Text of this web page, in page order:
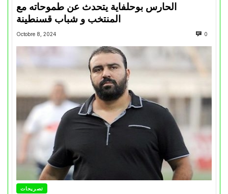
الحارس بوحلفاية يتحدث عن طموحاته مع
المنتخب و شباب قسنطينة
Octobre 8, 2024 0
تصريحات